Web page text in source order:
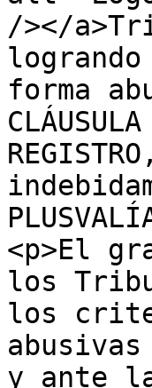
/></
forma
<p>El
los
los
y ante